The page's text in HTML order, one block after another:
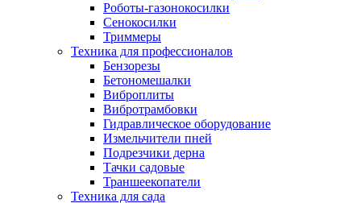
Роботы-газонокосилки
Сенокосилки
Триммеры
Техника для профессионалов
Бензорезы
Бетономешалки
Виброплиты
Вибротрамбовки
Гидравлическое оборудование
Измельчители пней
Подрезчики дерна
Тачки садовые
Траншеекопатели
Техника для сада